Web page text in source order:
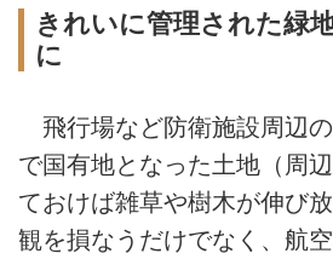
きれいに管理された緑
に
飛行場など防衛施設周辺
で国有地となった土地（周
ておけば雑草や樹木が伸び
観を損なうだけでなく、航